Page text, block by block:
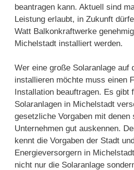
beantragen kann. Aktuell sind
Leistung erlaubt, in Zukunft
Watt Balkonkraftwerke
Michelstadt installiert werden.
Wer eine große Solaranlage auf
installieren möchte muss einen
Installation beauftragen. Es gibt
Solaranlagen in Michelstadt
gesetzliche Vorgaben mit denen
Unternehmen gut auskennen.
kennt die Vorgaben der Stadt
Energieversorgern in
nicht nur die Solaranlage